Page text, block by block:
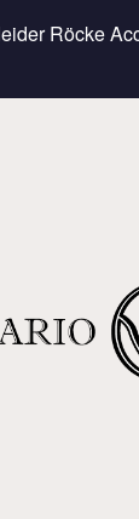
Röcke